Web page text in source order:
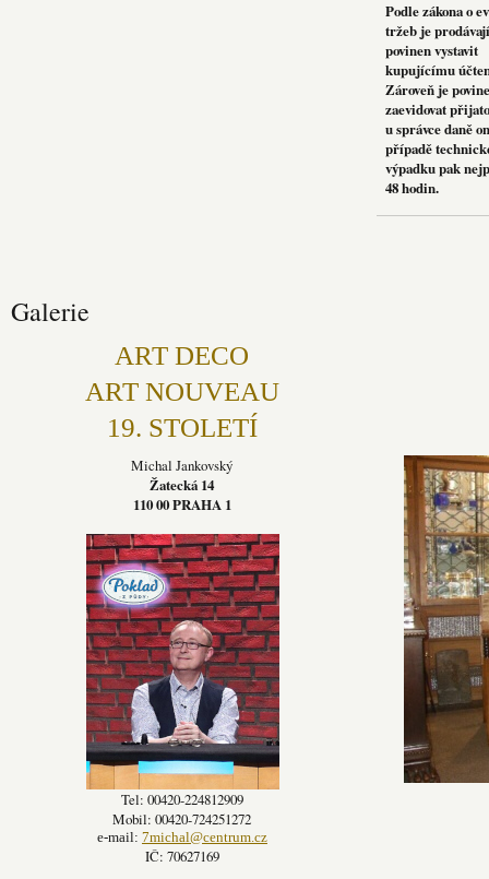
Podle zákona o
tržeb je
povinen vystavit
kupujícímu
Zároveň je
zaevidovat
u správce daně
případě
výpadku pak
48 hodin.
Galerie
ART DECO
ART NOUVEAU
19. STOLETÍ
Michal Jankovský
Žatecká 14
110 00 PRAHA 1
Tel: 00420-224812909
Mobil: 00420-724251272
e-mail: 7michal@centrum.cz
IČ: 70627169